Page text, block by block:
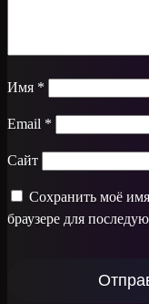
Имя *
Email *
Сайт
Сохранить моё
браузере для